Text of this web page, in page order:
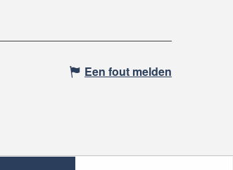
Een fout melden